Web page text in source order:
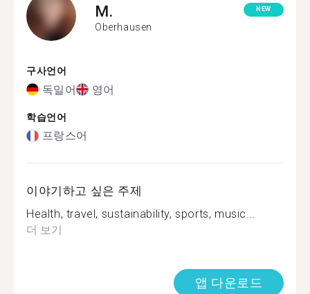
M.
Oberhausen
NEW
구사언어
독일어 영어
학습언어
프랑스어
이야기하고 싶은 주제
Health, travel, sustainability, sports, music...
더 보기
앱 다운로드